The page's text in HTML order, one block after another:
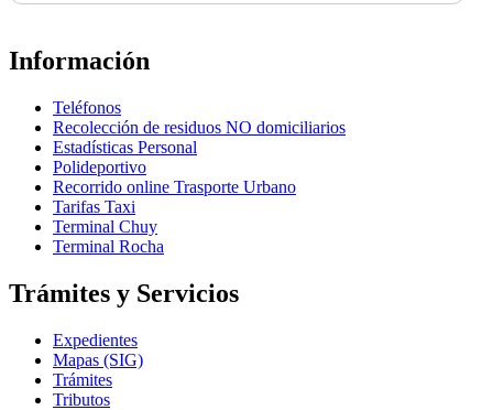
Información
Teléfonos
Recolección de residuos NO domiciliarios
Estadísticas Personal
Polideportivo
Recorrido online Trasporte Urbano
Tarifas Taxi
Terminal Chuy
Terminal Rocha
Trámites y Servicios
Expedientes
Mapas (SIG)
Trámites
Tributos